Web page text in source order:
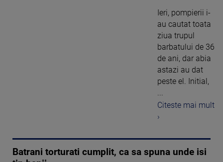
Ieri, pompierii i-
au cautat toata
ziua trupul
barbatului de 36
de ani, dar abia
astazi au dat
peste el. Initial,
...
Citeste mai mult
›
Batrani torturati cumplit, ca sa spuna unde isi